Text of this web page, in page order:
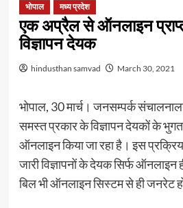
भोपाल मध्य प्रदेश
एक अप्रैल से ऑनलाइन
विज्ञापन देयक
hindusthan samvad March 30, 2021
भोपाल, 30 मार्च। जनसम्पर्क
समस्त प्रकार के विज्ञापन देयकों के
ऑनलाइन किया जा रहा है। इस
जारी विज्ञापनों के देयक सिर्फ
बिल भी ऑनलाइन सिस्टम से ही जनरेट